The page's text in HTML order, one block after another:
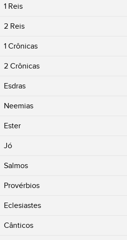
1 Reis
2 Reis
1 Crônicas
2 Crônicas
Esdras
Neemias
Ester
Jó
Salmos
Provérbios
Eclesiastes
Cânticos